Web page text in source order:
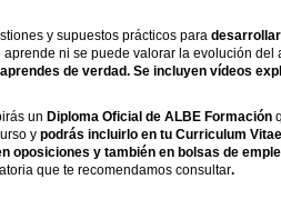
y supuestos prácticos para
ni se puede valorar la evolución del
de verdad. Se incluyen vídeos
un Diploma Oficial de ALBE Formación
y podrás incluirlo en tu Curriculum
oposiciones y también en bolsas de
que te recomendamos consultar.